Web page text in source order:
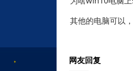
其他的电脑可以
网友回复